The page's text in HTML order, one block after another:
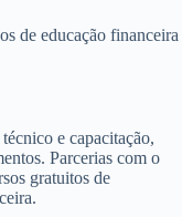
de educação financeira
e capacitação,
Parcerias com o
gratuitos de